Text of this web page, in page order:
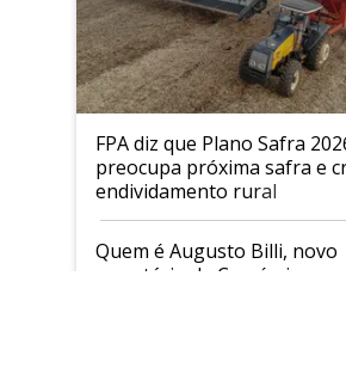
FPA diz que Plano Safra
preocupa próxima safra e
endividamento rural
Quem é Augusto Billi, novo
secretário de Comércio e